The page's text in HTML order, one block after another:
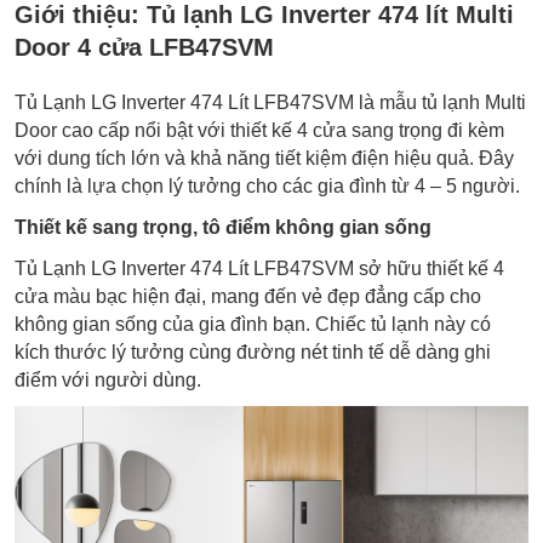
Giới thiệu: Tủ lạnh LG Inverter 474 lít Multi
Door 4 cửa LFB47SVM
Tủ Lạnh LG Inverter 474 Lít LFB47SVM là mẫu tủ lạnh Multi
Door cao cấp nổi bật với thiết kế 4 cửa sang trọng đi kèm
với dung tích lớn và khả năng tiết kiệm điện hiệu quả. Đây
chính là lựa chọn lý tưởng cho các gia đình từ 4 – 5 người.
Thiết kế sang trọng, tô điểm không gian sống
Tủ Lạnh LG Inverter 474 Lít LFB47SVM sở hữu thiết kế 4
cửa màu bạc hiện đại, mang đến vẻ đẹp đẳng cấp cho
không gian sống của gia đình bạn. Chiếc tủ lạnh này có
kích thước lý tưởng cùng đường nét tinh tế dễ dàng ghi
điểm với người dùng.